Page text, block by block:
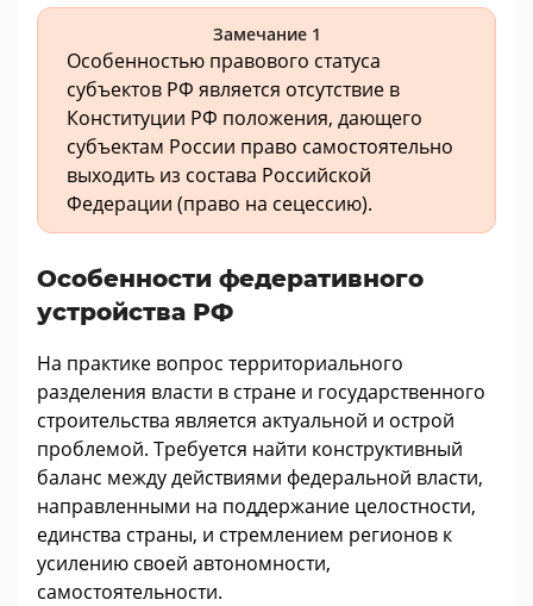
Замечание 1
Особенностью правового статуса
субъектов РФ является отсутствие в
Конституции РФ положения, дающего
субъектам России право самостоятельно
выходить из состава Российской
Федерации (право на сецессию).
Особенности федеративного
устройства РФ
На практике вопрос территориального
разделения власти в стране и государственного
строительства является актуальной и острой
проблемой. Требуется найти конструктивный
баланс между действиями федеральной власти,
направленными на поддержание целостности,
единства страны, и стремлением регионов к
усилению своей автономности,
самостоятельности.